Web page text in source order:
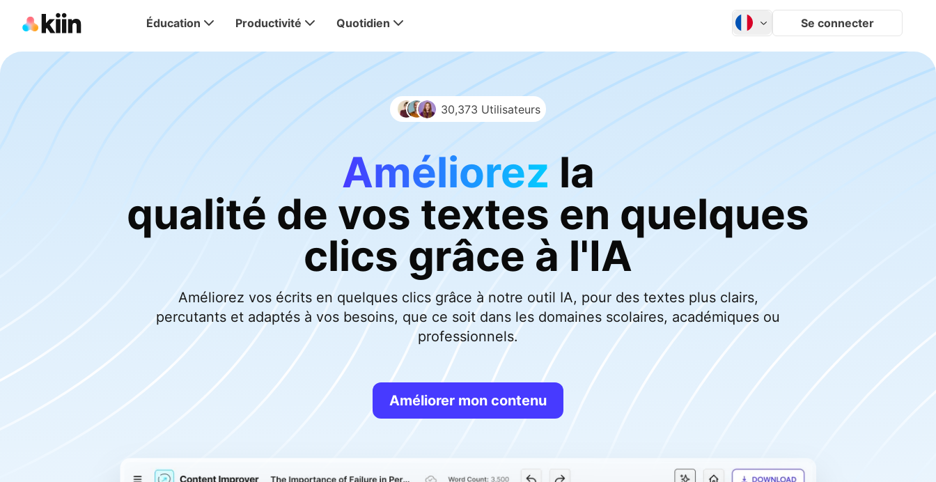
Éducation Productivité Quotidien Se connecter
30,373 Utilisateurs
Améliorez la
qualité de vos textes en quelques
clics grâce à l'IA
Améliorez vos écrits en quelques clics grâce à notre outil IA, pour des textes plus clairs,
percutants et adaptés à vos besoins, que ce soit dans les domaines scolaires, académiques ou
professionnels.
Améliorer mon contenu